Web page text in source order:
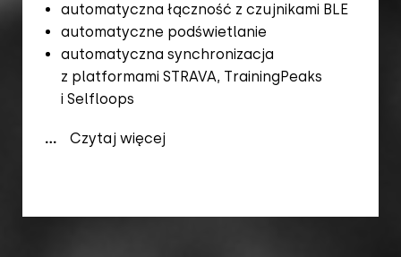
automatyczna łączność z czujnikami BLE
automatyczne podświetlanie
automatyczna synchronizacja
z platformami STRAVA, TrainingPeaks
i Selfloops
... Czytaj więcej